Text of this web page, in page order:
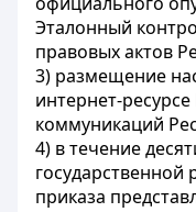
Эталонный
правовых актов
3) размещение
интернет-
коммуникаций
4) в течение
государственной
приказа